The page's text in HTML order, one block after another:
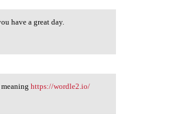
have a great day.
meaninghttps://wordle2.io/